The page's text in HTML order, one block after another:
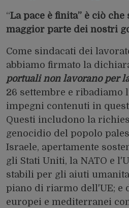
“La pace è finita” è ciò
maggior parte dei nostri
Come sindacati dei
abbiamo firmato la
portuali non lavorano per
26 settembre e ribadiamo
impegni contenuti in
Questi includono la
genocidio del popolo
Israele, apertamente
gli Stati Uniti, la NATO e
stabili per gli aiuti
piano di riarmo dell'UE; e
europei e mediterranei